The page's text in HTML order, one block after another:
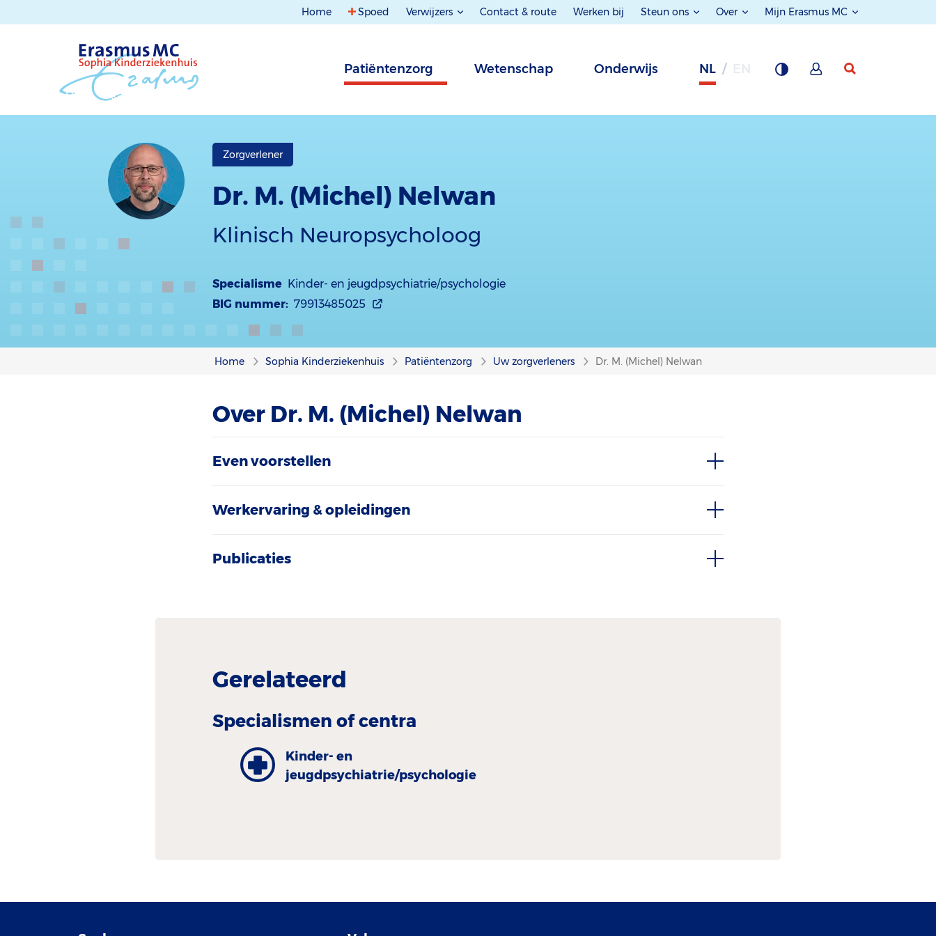
Home Spoed Verwijzers Contact & route Werken bij Steun ons Over Mijn Erasmus MC
Patiëntenzorg Wetenschap Onderwijs NL
Zorgverlener
Dr. M. (Michel) Nelwan
Klinisch Neuropsycholoog
Specialisme Kinder- en jeugdpsychiatrie/psychologie
BIG nummer: 79913485025
Home Sophia Kinderziekenhuis Patiëntenzorg Uw zorgverleners Dr. M. (Michel) Nelwan
Over Dr. M. (Michel) Nelwan
Even voorstellen
Werkervaring & opleidingen
Publicaties
Gerelateerd
Specialismen of centra
Kinder- en
jeugdpsychiatrie/psychologie